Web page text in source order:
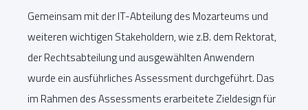
Gemeinsam mit der IT-Abteilung des Mozarteums und
weiteren wichtigen Stakeholdern, wie z.B. dem Rektorat,
der Rechtsabteilung und ausgewählten Anwendern
wurde ein ausführliches Assessment durchgeführt. Das
im Rahmen des Assessments erarbeitete Zieldesign für